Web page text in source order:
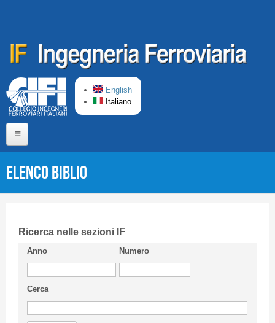
English
Italiano
CIFI in breve
Linee Guida
Privacy Policy
Elenco Biblio
Ricerca nelle sezioni IF
Anno Numero
Cerca